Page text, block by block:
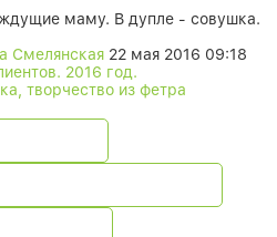
маму. В дупле - совушка.
Смелянская 22 мая 2016 09:18
2016 год.
творчество из фетра